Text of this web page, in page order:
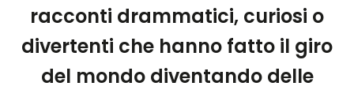
racconti drammatici, curiosi o
divertenti che hanno fatto il giro
del mondo diventando delle